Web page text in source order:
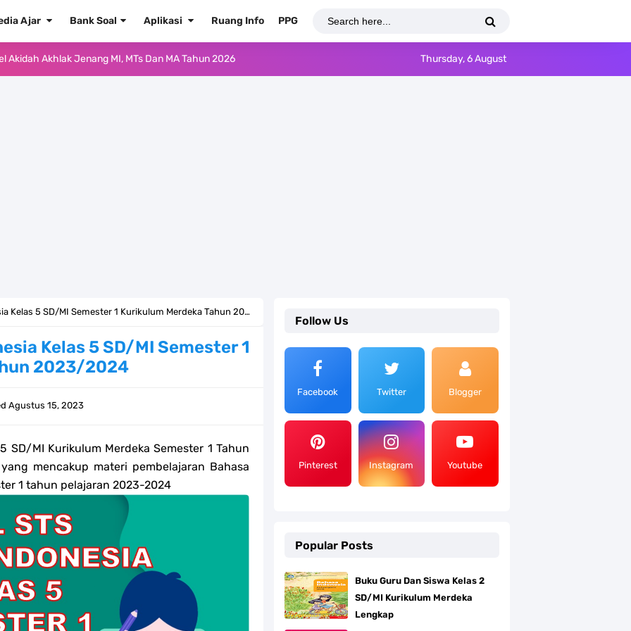
Ajar Bank Soal Aplikasi Ruang Info PPG
Hadis Semua Jenjang Tahun 2026
2 Kurikulum Merdeka Tahun 2026
Untuk Guru Madrasah
Merdeka Tahun 2026
2 Kurikulum Merdeka Tahun 2026
Tahun 2026 Lengkap
2026
Thursday, 6 August
5 SD/MI Semester 1 Kurikulum Merdeka Tahun 2023/2024
Kelas 5 SD/MI Semester 1
2023/2024
Agustus 15, 2023
SD/MI Kurikulum Merdeka Semester 1 Tahun
mencakup materi pembelajaran Bahasa
1 tahun pelajaran 2023-2024
Follow Us
Facebook Twitter Blogger
Pinterest Instagram Youtube
Popular Posts
Buku Guru Dan Siswa Kelas 2
SD/MI Kurikulum Merdeka
Lengkap